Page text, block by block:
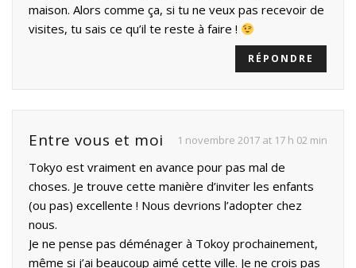
maison. Alors comme ça, si tu ne veux pas recevoir de
visites, tu sais ce qu’il te reste à faire !
RÉPONDRE
Entre vous et moi 1 novembre 2017 at 17 h 02 min
Tokyo est vraiment en avance pour pas mal de
choses. Je trouve cette manière d’inviter les enfants
(ou pas) excellente ! Nous devrions l’adopter chez
nous.
Je ne pense pas déménager à Tokoy prochainement,
même si j’ai beaucoup aimé cette ville. Je ne crois pas